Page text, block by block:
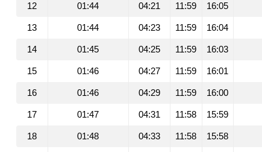
12 01:44 04:21 11:59 16:05
13 01:44 04:23 11:59 16:04
14 01:45 04:25 11:59 16:03
15 01:46 04:27 11:59 16:01
16 01:46 04:29 11:59 16:00
17 01:47 04:31 11:58 15:59
18 01:48 04:33 11:58 15:58